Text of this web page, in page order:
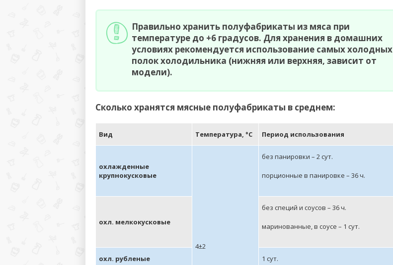
Правильно хранить полуфабрикаты из мяса при
температуре до +6 градусов. Для хранения в домашних
условиях рекомендуется использование самых холодных
полок холодильника (нижняя или верхняя, зависит от
модели).
Сколько хранятся мясные полуфабрикаты в среднем:
Вид Температура, °С Период использования
охлажденные
крупнокусковые
4±2
без панировки – 2 сут.
порционные в панировке – 36 ч.
охл. мелкокусковые
без специй и соусов – 36 ч.
маринованные, в соусе – 1 сут.
охл. рубленые 1 сут.